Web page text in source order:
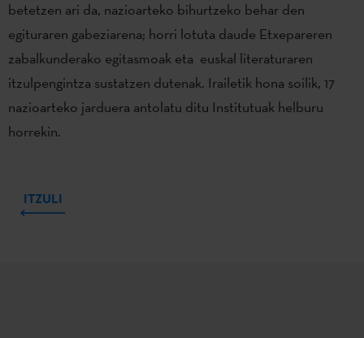
betetzen ari da, nazioarteko bihurtzeko behar den
egituraren gabeziarena; horri lotuta daude Etxepareren
zabalkunderako egitasmoak eta euskal literaturaren
itzulpengintza sustatzen dutenak. Irailetik hona soilik, 17
nazioarteko jarduera antolatu ditu Institutuak helburu
horrekin.
ITZULI